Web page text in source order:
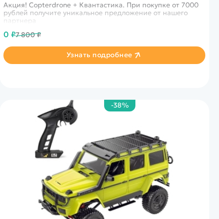
Акция! Copterdrone + Квантастика. При покупке от 7000
рублей получите уникальное предложение от нашего
партнера
0 ₽7 800 ₽
Узнать подробнее
-38%